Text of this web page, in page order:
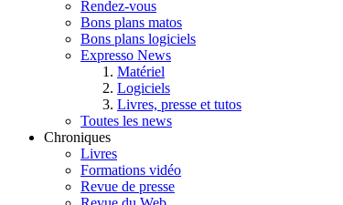
Rendez-vous
Bons plans matos
Bons plans logiciels
Expresso News
Matériel
Logiciels
Livres, presse et tutos
Toutes les news
Chroniques
Livres
Formations vidéo
Revue de presse